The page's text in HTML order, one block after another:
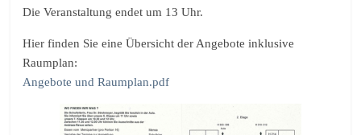
Die Veranstaltung endet um 13 Uhr.
Hier finden Sie eine Übersicht der Angebote inklusive
Raumplan:
Angebote und Raumplan.pdf